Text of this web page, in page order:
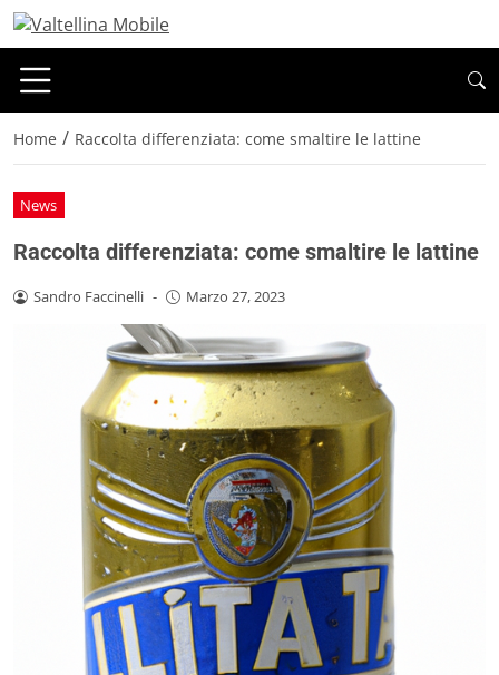
Home / Raccolta differenziata: come smaltire le lattine
News
Raccolta differenziata: come smaltire le lattine
Sandro Faccinelli - Marzo 27, 2023